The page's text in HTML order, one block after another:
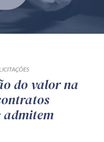
Escrito
do valor na